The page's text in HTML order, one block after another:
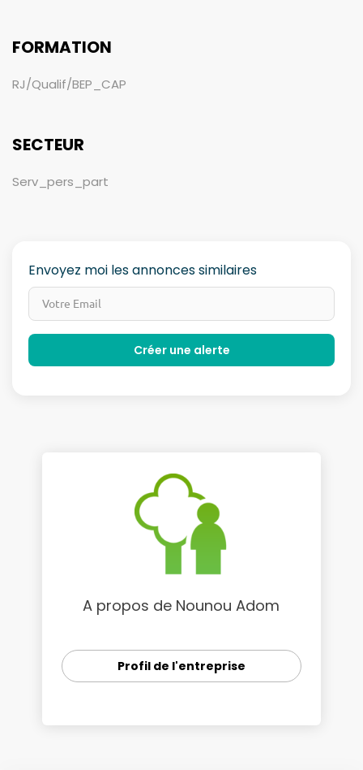
FORMATION
RJ/Qualif/BEP_CAP
SECTEUR
Serv_pers_part
Envoyez moi les annonces similaires
A propos de Nounou Adom
Profil de l'entreprise